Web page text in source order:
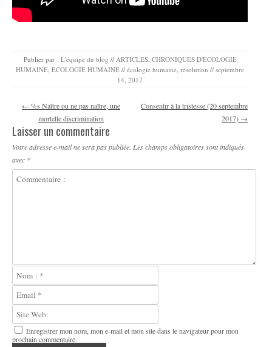
Publier par : L'équipe du blog // ARTICLES, CHRONIQUES D'ECOLOGIE
HUMAINE ECOLOGIE HUMAINE // écologie humaine résolution // septembre
14, 2017
Navigation des articles
← %s Naître ou ne pas naître, une
mortelle discrimination
Consentir à la tristesse (20 septembre
2017) →
Laisser un commentaire
Votre adresse e-mail ne sera pas publiée. Les champs obligatoires sont indiqués
avec *
Enregistrer mon nom, mon e-mail et mon site dans le navigateur pour mon
prochain commentaire.